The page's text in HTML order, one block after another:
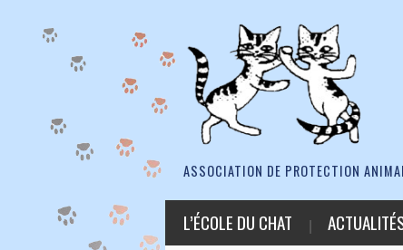
ASSOCIATION DE PROTECTION
L’ÉCOLE DU CHAT